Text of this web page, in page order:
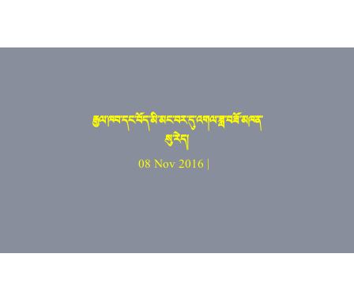
རྒྱལ་ཁབ་དང་བོད་མི་མང་བར་དུ་འགལ་ཟླ་བཟོ་མཁན་
སུ་རེད།
08 Nov 2016 |